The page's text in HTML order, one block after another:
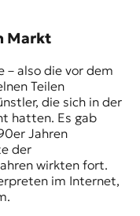
Markt
– also die vor dem
Teilen
die sich in der
hatten. Es gab
Jahren
der
wirkten fort.
im Internet,